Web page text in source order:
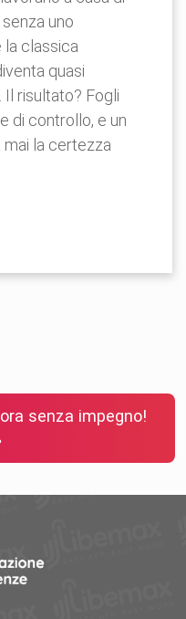
uno
la classica
quasi
Il risultato? Fogli
di controllo, e un
mai la certezza
senza impegno!